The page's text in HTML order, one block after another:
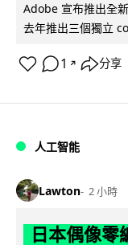
Adobe 宣布推出全
去年推出三個獨立
1 ↗ 分享
人工智能
Lawton 2 小時
日本偶像零